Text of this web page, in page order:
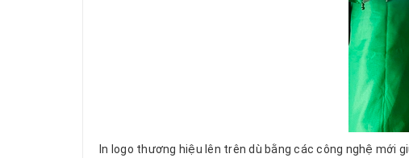
In logo thương hiệu lên trên dù bằng các công nghệ mới